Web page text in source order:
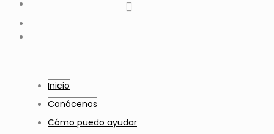
Youtube
Inicio
Conócenos
Cómo puedo ayudar